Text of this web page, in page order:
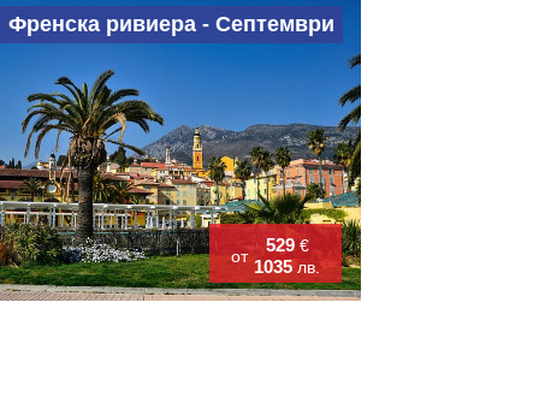
Френска ривиера - Септември
от
529€
1035лв.